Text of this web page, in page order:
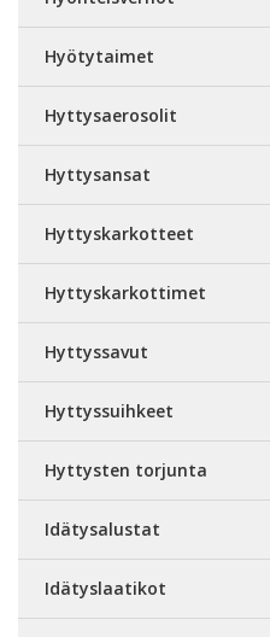
Hyötytaimet
Hyttysaerosolit
Hyttysansat
Hyttyskarkotteet
Hyttyskarkottimet
Hyttyssavut
Hyttyssuihkeet
Hyttysten torjunta
Idätysalustat
Idätyslaatikot